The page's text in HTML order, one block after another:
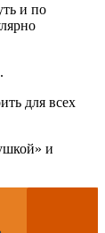
и по
для всех
и